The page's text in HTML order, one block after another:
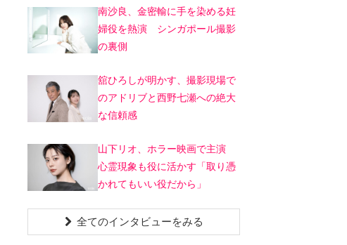
南沙良、金密輸に手を染める妊
婦役を熱演 シンガポール撮影
の裏側
舘ひろしが明かす、撮影現場で
のアドリブと西野七瀬への絶大
な信頼感
山下リオ、ホラー映画で主演
心霊現象も役に活かす「取り憑
かれてもいい役だから」
全てのインタビューをみる